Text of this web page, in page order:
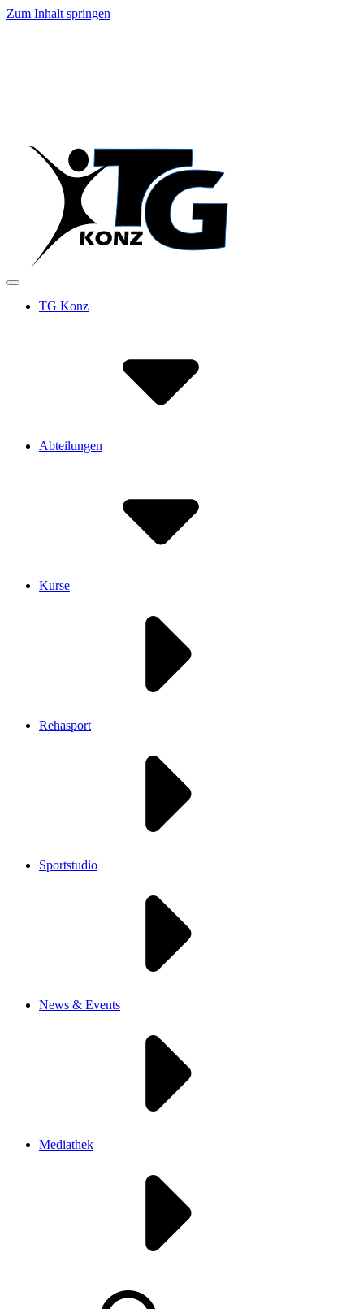
Zum Inhalt springen
TG Konz
Abteilungen
Kurse
Rehasport
Sportstudio
News & Events
Mediathek